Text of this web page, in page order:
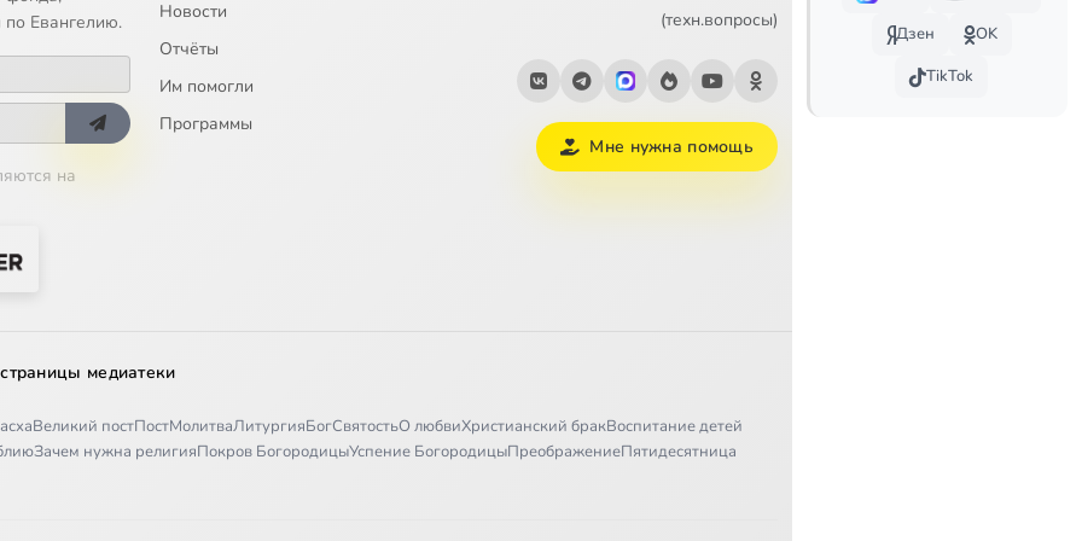
на вечерне в понедельник четвертой седмицы Великого поста 19:25
на вечерне во вторник четвертой седмицы Великого поста 7:47
на вечерне в среду четвертой седмицы Великого поста 19:45
на вечерне в четверток четвертой седмицы Великого поста 23:43
на вечерне во вторник пятой седмицы Великого поста
на вечерне в среду пятой седмицы Великого поста
Евангелию.
на
Новости
Отчёты
Им помогли
Программы
(техн.вопросы)
Мне нужна помощь
медиатеки
Великий постПостМолитваЛитургияБогСвятостьО любвиХристианский бракВоспитание детей
Зачем нужна религияПокров БогородицыУспение БогородицыПреображениеПятидесятница
Дзен
OK
TikTok